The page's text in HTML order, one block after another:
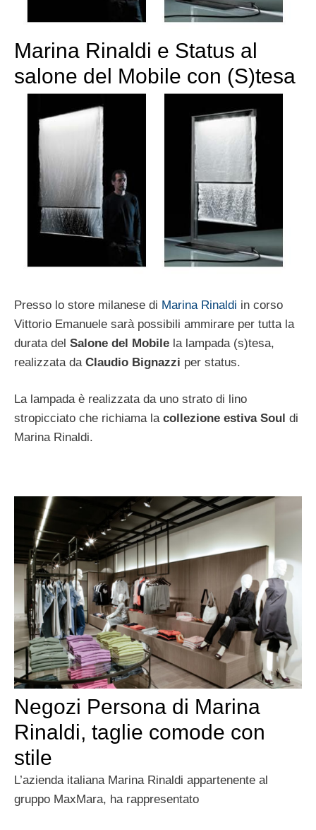
Marina Rinaldi e Status al
salone del Mobile con (S)tesa
Presso lo store milanese di Marina Rinaldi in corso
Vittorio Emanuele sarà possibili ammirare per tutta la
durata del Salone del Mobile la lampada (s)tesa,
realizzata da Claudio Bignazzi per status.
La lampada è realizzata da uno strato di lino
stropicciato che richiama la collezione estiva Soul di
Marina Rinaldi.
Negozi Persona di Marina
Rinaldi, taglie comode con
stile
L’azienda italiana Marina Rinaldi appartenente al
gruppo MaxMara, ha rappresentato